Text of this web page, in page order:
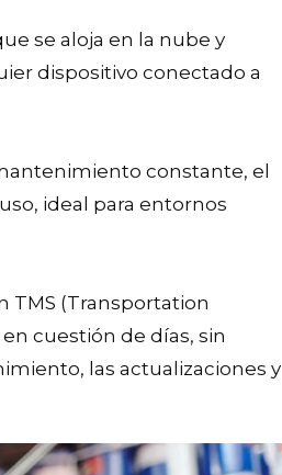
se aloja en la nube y
dispositivo conectado a
constante, el
ideal para entornos
TMS (Transportation
cuestión de días, sin
las actualizaciones y